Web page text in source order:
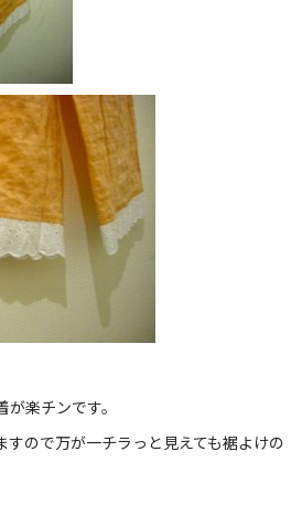
楽チンです。
すので万が一チラっと見えても裾よけの